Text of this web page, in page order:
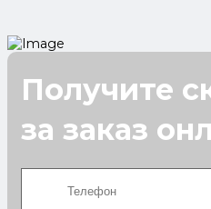
Получите
за заказ